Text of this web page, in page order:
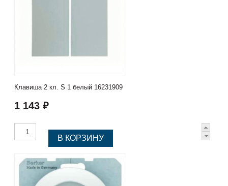
Клавиша 2 кл. S 1 белый 16231909
1 143 ₽